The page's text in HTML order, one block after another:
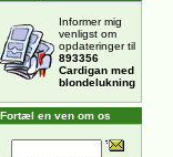
Informer mig
venligst om
opdateringer til
893356
Cardigan med
blondelukning
Fortæl en ven om os